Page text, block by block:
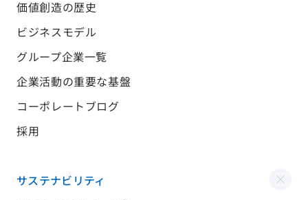
価値創造の歴史
ビジネスモデル
グループ企業一覧
企業活動の重要な基盤
コーポレートブログ
採用
サステナビリティ